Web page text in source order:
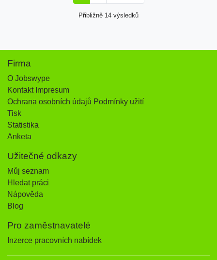
Přibližně 14 výsledků
Firma
O Jobswype
Kontakt Impresum
Ochrana osobních údajů Podmínky užití
Tisk
Statistika
Anketa
Užitečné odkazy
Můj seznam
Hledat práci
Nápověda
Blog
Pro zaměstnavatelé
Inzerce pracovních nabídek